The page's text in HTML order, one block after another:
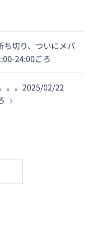
ち切り、ついにメバ
24:00ごろ
。。2025/02/22